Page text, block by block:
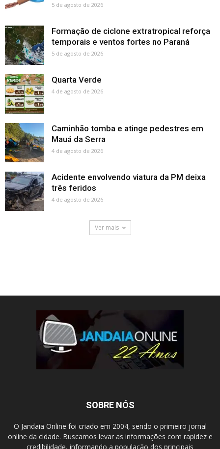
5 de agosto de 2026
Formação de ciclone extratropical reforça
temporais e ventos fortes no Paraná
5 de agosto de 2026
Quarta Verde
4 de agosto de 2026
Caminhão tomba e atinge pedestres em
Mauá da Serra
4 de agosto de 2026
Acidente envolvendo viatura da PM deixa
três feridos
4 de agosto de 2026
Ver mais
SOBRE NÓS
O Jandaia Online foi criado em 2004, sendo o primeiro jornal
online da cidade. Buscamos levar as informações com rapidez e
credibilidade, informando a população dos principais